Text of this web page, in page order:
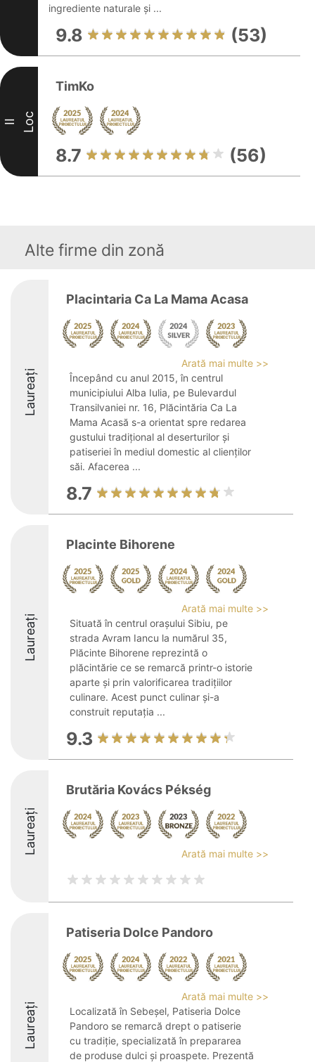
ingrediente naturale și ...
9.8 (53)
II Loc
TimKo
8.7 (56)
Alte firme din zonă
Laureați
Placintaria Ca La Mama Acasa
Arată mai multe >>
Începând cu anul 2015, în centrul
municipiului Alba Iulia, pe Bulevardul
Transilvaniei nr. 16, Plăcintăria Ca La
Mama Acasă s-a orientat spre redarea
gustului tradițional al deserturilor și
patiseriei în mediul domestic al clienților
săi. Afacerea ...
8.7
Laureați
Placinte Bihorene
Arată mai multe >>
Situată în centrul orașului Sibiu, pe
strada Avram Iancu la numărul 35,
Plăcinte Bihorene reprezintă o
plăcintărie ce se remarcă printr-o istorie
aparte și prin valorificarea tradițiilor
culinare. Acest punct culinar și-a
construit reputația ...
9.3
Laureați
Brutăria Kovács Pékség
Arată mai multe >>
Laureați
Patiseria Dolce Pandoro
Arată mai multe >>
Localizată în Sebeșel, Patiseria Dolce
Pandoro se remarcă drept o patiserie
cu tradiție, specializată în prepararea
de produse dulci și proaspete. Prezentă